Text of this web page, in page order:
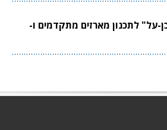
על" לתכנון מארזים מתקדמים ו-